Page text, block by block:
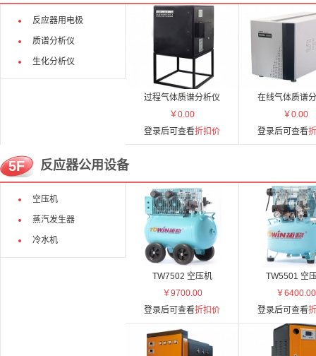
反应器用电极
质谱分析仪
生化分析仪
过程气体质谱分析仪
￥0.00
登录后可查看折扣价
在线气体质谱
￥0.00
登录后可查看
5F 反应器公用设备
空压机
蒸汽发生器
冷水机
TW7502 空压机
￥9700.00
登录后可查看折扣价
TW5501 空
￥6400.00
登录后可查看